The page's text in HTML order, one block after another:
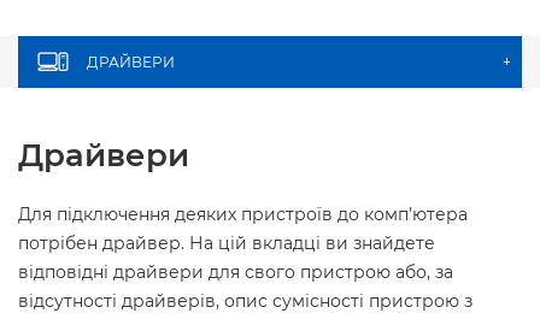
ДРАЙВЕРИ +
Драйвери
Для підключення деяких пристроїв до комп’ютера
потрібен драйвер. На цій вкладці ви знайдете
відповідні драйвери для свого пристрою або, за
відсутності драйверів, опис сумісності пристрою з